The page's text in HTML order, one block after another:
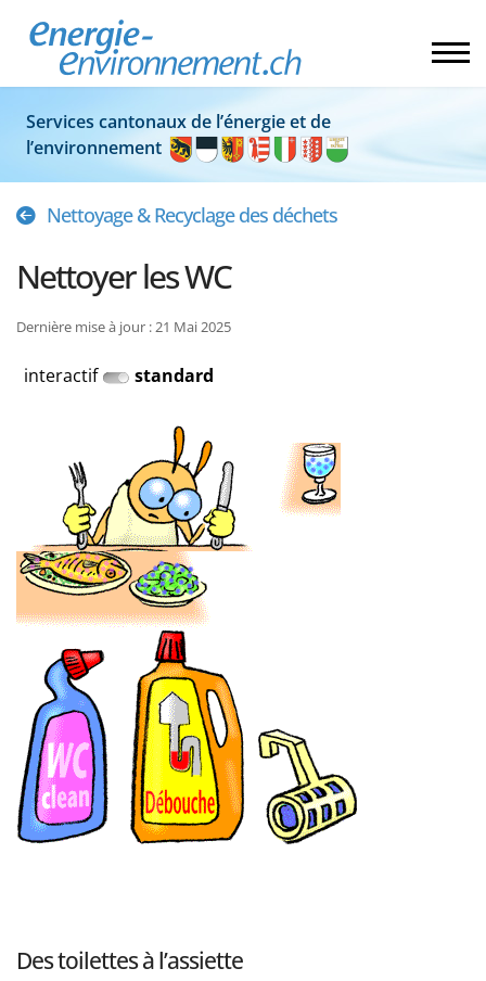
Services cantonaux de l’énergie et de
l’environnement
Nettoyage & Recyclage des déchets
Nettoyer les WC
Dernière mise à jour : 21 Mai 2025
interactif standard
Des toilettes à l’assiette